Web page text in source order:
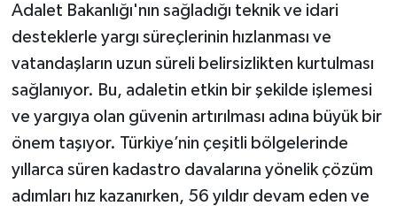
Adalet Bakanlığı'nın sağladığı teknik ve idari
desteklerle yargı süreçlerinin hızlanması ve
vatandaşların uzun süreli belirsizlikten kurtulması
sağlanıyor. Bu, adaletin etkin bir şekilde işlemesi
ve yargıya olan güvenin artırılması adına büyük bir
önem taşıyor. Türkiye’nin çeşitli bölgelerinde
yıllarca süren kadastro davalarına yönelik çözüm
adımları hız kazanırken, 56 yıldır devam eden ve